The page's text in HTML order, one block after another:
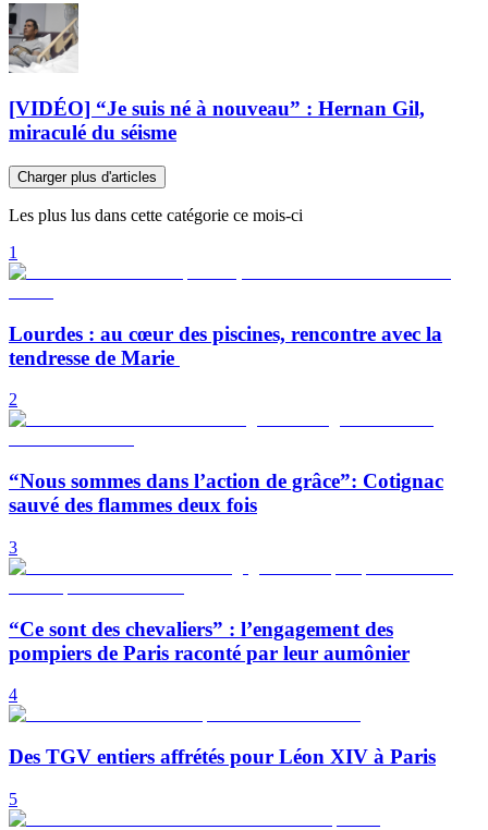
[VIDÉO] “Je suis né à nouveau” : Hernan Gil,
miraculé du séisme
Charger plus d'articles
Les plus lus dans cette catégorie ce mois-ci
1
Lourdes : au cœur des piscines, rencontre avec la
tendresse de Marie
2
“Nous sommes dans l’action de grâce”: Cotignac
sauvé des flammes deux fois
3
“Ce sont des chevaliers” : l’engagement des
pompiers de Paris raconté par leur aumônier
4
Des TGV entiers affrétés pour Léon XIV à Paris
5